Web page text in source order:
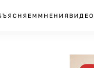
МНЕНИЯ ВИДЕО